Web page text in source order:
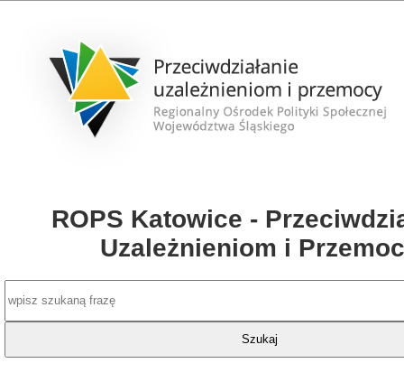
ROPS Katowice -
Uzależnieniom i